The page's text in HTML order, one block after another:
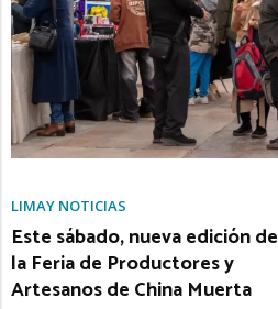
LIMAY NOTICIAS
Este sábado, nueva edición de
la Feria de Productores y
Artesanos de China Muerta